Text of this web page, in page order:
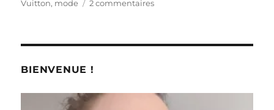
le
Vuitton, mode 2 commentairessur
Eté
2013
BIENVENUE !